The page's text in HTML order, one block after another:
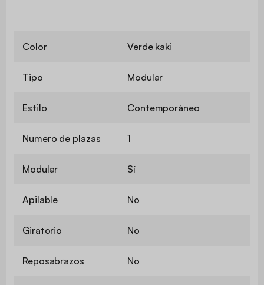
Color Verde kaki
Tipo Modular
Estilo Contemporáneo
Numero de plazas 1
Modular Sí
Apilable No
Giratorio No
Reposabrazos No